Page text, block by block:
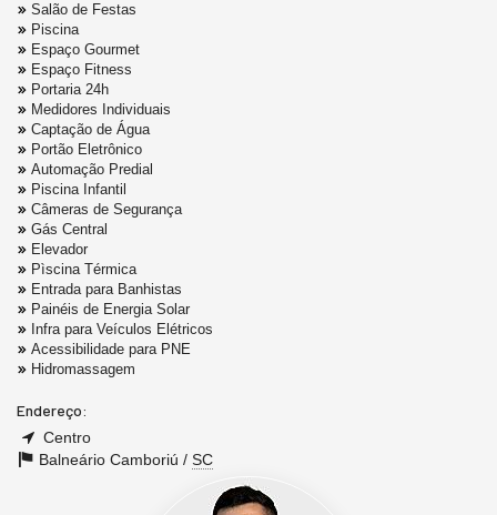
Salão de Festas
Piscina
Espaço Gourmet
Espaço Fitness
Portaria 24h
Medidores Individuais
Captação de Água
Portão Eletrônico
Automação Predial
Piscina Infantil
Câmeras de Segurança
Gás Central
Elevador
Pìscina Térmica
Entrada para Banhistas
Painéis de Energia Solar
Infra para Veículos Elétricos
Acessibilidade para PNE
Hidromassagem
Endereço:
Centro
Balneário Camboriú / SC